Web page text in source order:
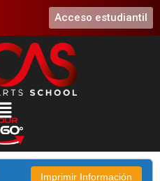
Acceso estudiantil
Imprimir Información